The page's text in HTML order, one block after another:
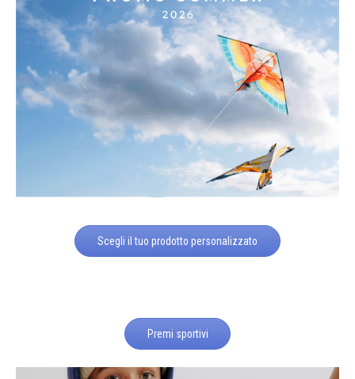
Scegli il tuo prodotto personalizzato
Premi sportivi